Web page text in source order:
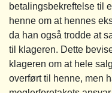
betalingsbekreftelse til
henne om at hennes
da han også trodde at
til klageren. Dette
klageren om at hele
overført til henne, men